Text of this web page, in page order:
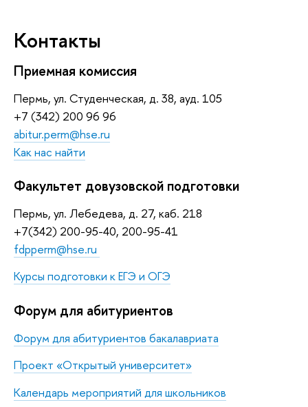
Контакты
Приемная комиссия
Пермь, ул. Студенческая, д. 38, ауд. 105
+7 (342) 200 96 96
abitur.perm@hse.ru
Как нас найти
Факультет довузовской подготовки
Пермь, ул. Лебедева, д. 27, каб. 218
+7(342) 200-95-40, 200-95-41
fdpperm@hse.ru
Курсы подготовки к ЕГЭ и ОГЭ
Форум для абитуриентов
Форум для абитуриентов бакалавриата
Проект «Открытый университет»
Календарь мероприятий для школьников